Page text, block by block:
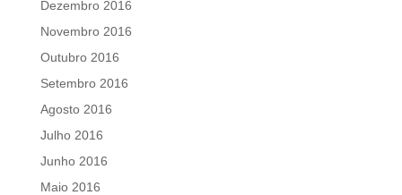
Dezembro 2016
Novembro 2016
Outubro 2016
Setembro 2016
Agosto 2016
Julho 2016
Junho 2016
Maio 2016